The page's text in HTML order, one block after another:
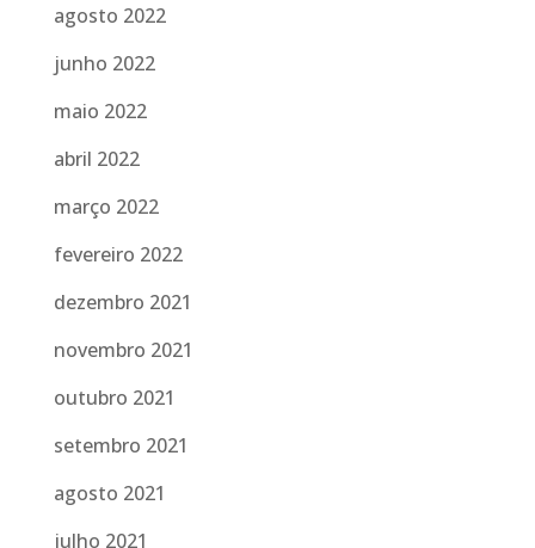
agosto 2022
junho 2022
maio 2022
abril 2022
março 2022
fevereiro 2022
dezembro 2021
novembro 2021
outubro 2021
setembro 2021
agosto 2021
julho 2021